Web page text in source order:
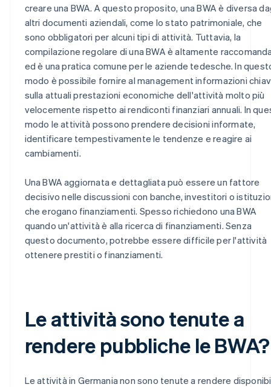
creare una BWA. A questo proposito, una BWA è diversa
altri documenti aziendali, come lo stato patrimoniale, che
sono obbligatori per alcuni tipi di attività. Tuttavia, la
compilazione regolare di una BWA è altamente
ed è una pratica comune per le aziende tedesche. In
modo è possibile fornire al management informazioni
sulla attuali prestazioni economiche dell'attività molto più
velocemente rispetto ai rendiconti finanziari annuali. In
modo le attività possono prendere decisioni informate,
identificare tempestivamente le tendenze e reagire ai
cambiamenti.
Una BWA aggiornata e dettagliata può essere un fattore
decisivo nelle discussioni con banche, investitori o
che erogano finanziamenti. Spesso richiedono una BWA
quando un'attività è alla ricerca di finanziamenti. Senza
questo documento, potrebbe essere difficile per l'attività
ottenere prestiti o finanziamenti.
Le attività sono tenute a
rendere pubbliche le BWA?
Le attività in Germania non sono tenute a rendere